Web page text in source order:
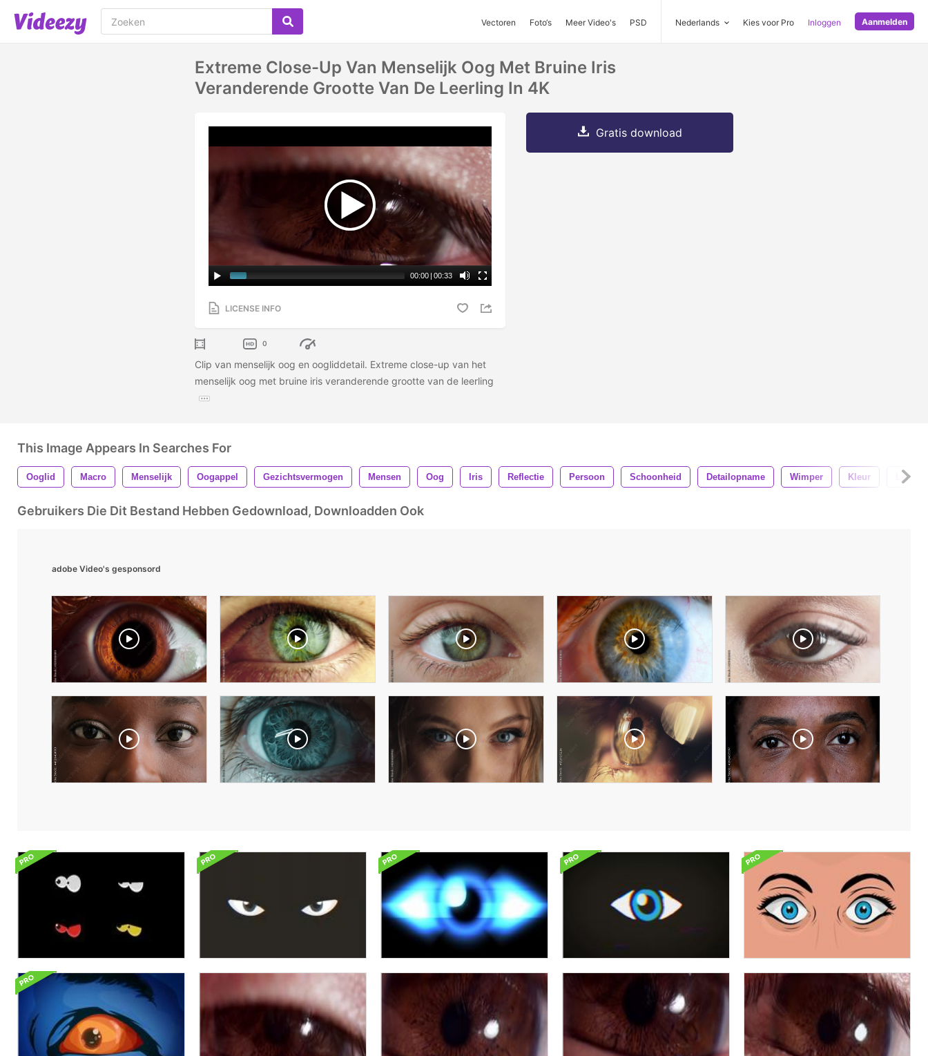
Vectoren Foto‘s Meer Video's PSD Nederlands Kies voor Pro Inloggen Aanmelden
Extreme Close-Up Van Menselijk Oog Met Bruine Iris
Veranderende Grootte Van De Leerling In 4K
00:00 | 00:33
LICENSE INFO
0
Clip van menselijk oog en oogliddetail. Extreme close-up van het
menselijk oog met bruine iris veranderende grootte van de leerling
Gratis download
This Image Appears In Searches For
Ooglid Macro Menselijk Oogappel Gezichtsvermogen Mensen Oog Iris Reflectie Persoon Schoonheid Detailopname Wimper Kleur
Gebruikers Die Dit Bestand Hebben Gedownload, Downloadden Ook
adobe Video's gesponsord